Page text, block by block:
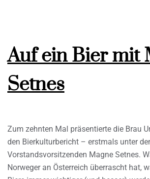
Auf ein Bier mit
Setnes
Zum zehnten Mal präsentierte die Brau
den Bierkulturbericht – erstmals unter
Vorstandsvorsitzenden Magne Setnes.
Norweger an Österreich überrascht hat,